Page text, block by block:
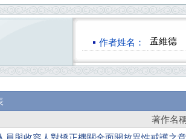
作者姓名： 孟維德
著作名